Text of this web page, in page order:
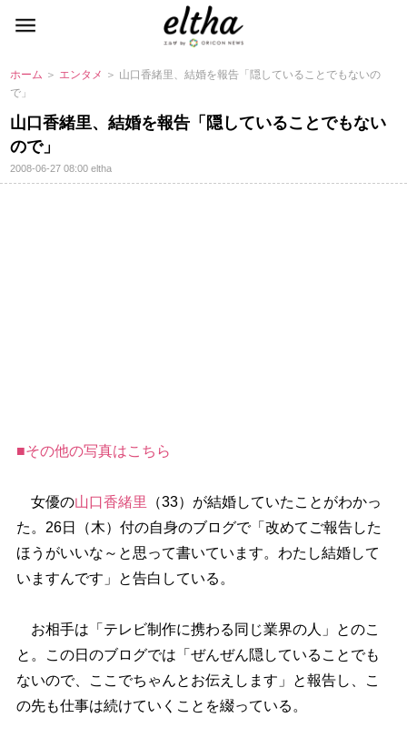
ホーム ＞ エンタメ ＞ 山口香緒里、結婚を報告「隠していることでもないの
で」
山口香緒里、結婚を報告「隠していることでもない
ので」
2008-06-27 08:00eltha
■その他の写真はこちら
女優の山口香緒里
（33）が結婚していたことがわかっ
た。26日（木）付の自身のブログで「改めてご報告した
ほうがいいな～と思って書いています。わたし結婚して
いますんです」と告白している。
お相手は「テレビ制作に携わる同じ業界の人」とのこ
と。この日のブログでは「ぜんぜん隠していることでも
ないので、ここでちゃんとお伝えします」と報告し、こ
の先も仕事は続けていくことを綴っている。